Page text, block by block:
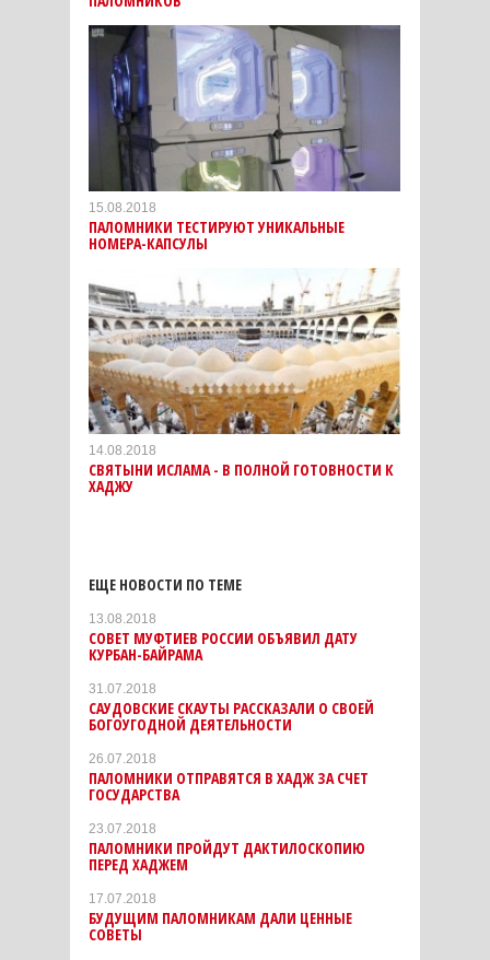
15.08.2018
ПАЛОМНИКИ ТЕСТИРУЮТ УНИКАЛЬНЫЕ
НОМЕРА-КАПСУЛЫ
14.08.2018
СВЯТЫНИ ИСЛАМА - В ПОЛНОЙ ГОТОВНОСТИ К
ХАДЖУ
ЕЩЕ НОВОСТИ ПО ТЕМЕ
13.08.2018
СОВЕТ МУФТИЕВ РОССИИ ОБЪЯВИЛ ДАТУ
КУРБАН-БАЙРАМА
31.07.2018
САУДОВСКИЕ СКАУТЫ РАССКАЗАЛИ О СВОЕЙ
БОГОУГОДНОЙ ДЕЯТЕЛЬНОСТИ
26.07.2018
ПАЛОМНИКИ ОТПРАВЯТСЯ В ХАДЖ ЗА СЧЕТ
ГОСУДАРСТВА
23.07.2018
ПАЛОМНИКИ ПРОЙДУТ ДАКТИЛОСКОПИЮ
ПЕРЕД ХАДЖЕМ
17.07.2018
БУДУЩИМ ПАЛОМНИКАМ ДАЛИ ЦЕННЫЕ
СОВЕТЫ